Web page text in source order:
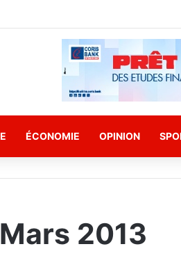
ÉCONOMIE OPINION
2013